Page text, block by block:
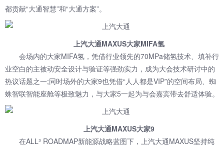
都贡献“大通智慧”和“大通方案”。
上汽大通MAXUS大家MIFA氢
会场内的大家MIFA氢，凭借行业领先的70MPa储氢技术、填补行
业空白的主被动安全设计与验证等强劲实力，成为大会技术研讨中的
热议话题之一;同时场外的大家9也凭借“人人都是VIP”的空间布局、蜘
蛛智联智能座舱等极致魅力，与大家5一起为与会嘉宾带去舒适体验。
上汽大通MAXUS大家9
在ALL³ ROADMAP新能源战略蓝图下，上汽大通MAXUS坚持纯